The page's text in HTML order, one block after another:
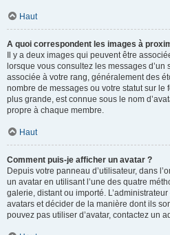
Haut
A quoi correspondent les images à
Il y a deux images qui peuvent être
lorsque vous consultez les messages d’un
associée à votre rang, généralement des
nombre de messages ou votre statut sur le
plus grande, est connue sous le nom
propre à chaque membre.
Haut
Comment puis-je afficher un avatar ?
Depuis votre panneau d’utilisateur, dans
un avatar en utilisant l’une des quatre
galerie, distant ou importé.
avatars et décider de la manière dont ils
pouvez pas utiliser d’avatar, contactez un